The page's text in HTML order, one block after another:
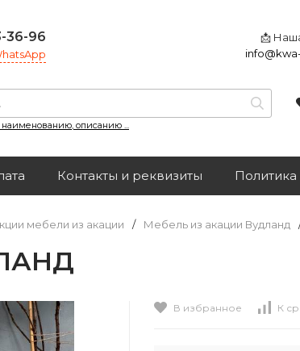
36-96
📩
наименованию, описанию ...
Контакты и реквизиты
мебели из акации / Мебель из акации Вудланд
В избранное К